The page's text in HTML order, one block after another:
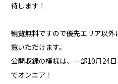
待します！
観覧無料ですので優先エリア以
覧いただけます。
公開収録の模様は、一部10月24
でオンエア！